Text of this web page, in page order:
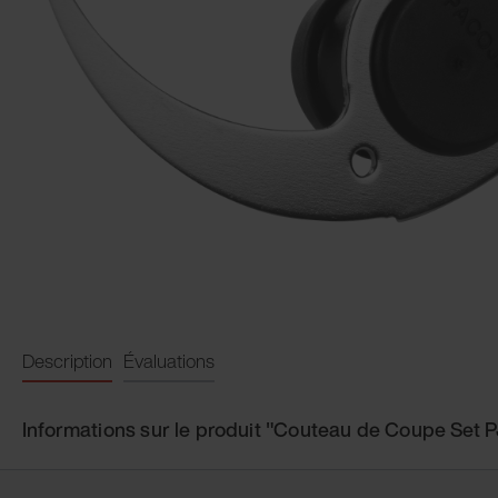
Description Évaluations
Informations sur le produit "Couteau de Coupe Set